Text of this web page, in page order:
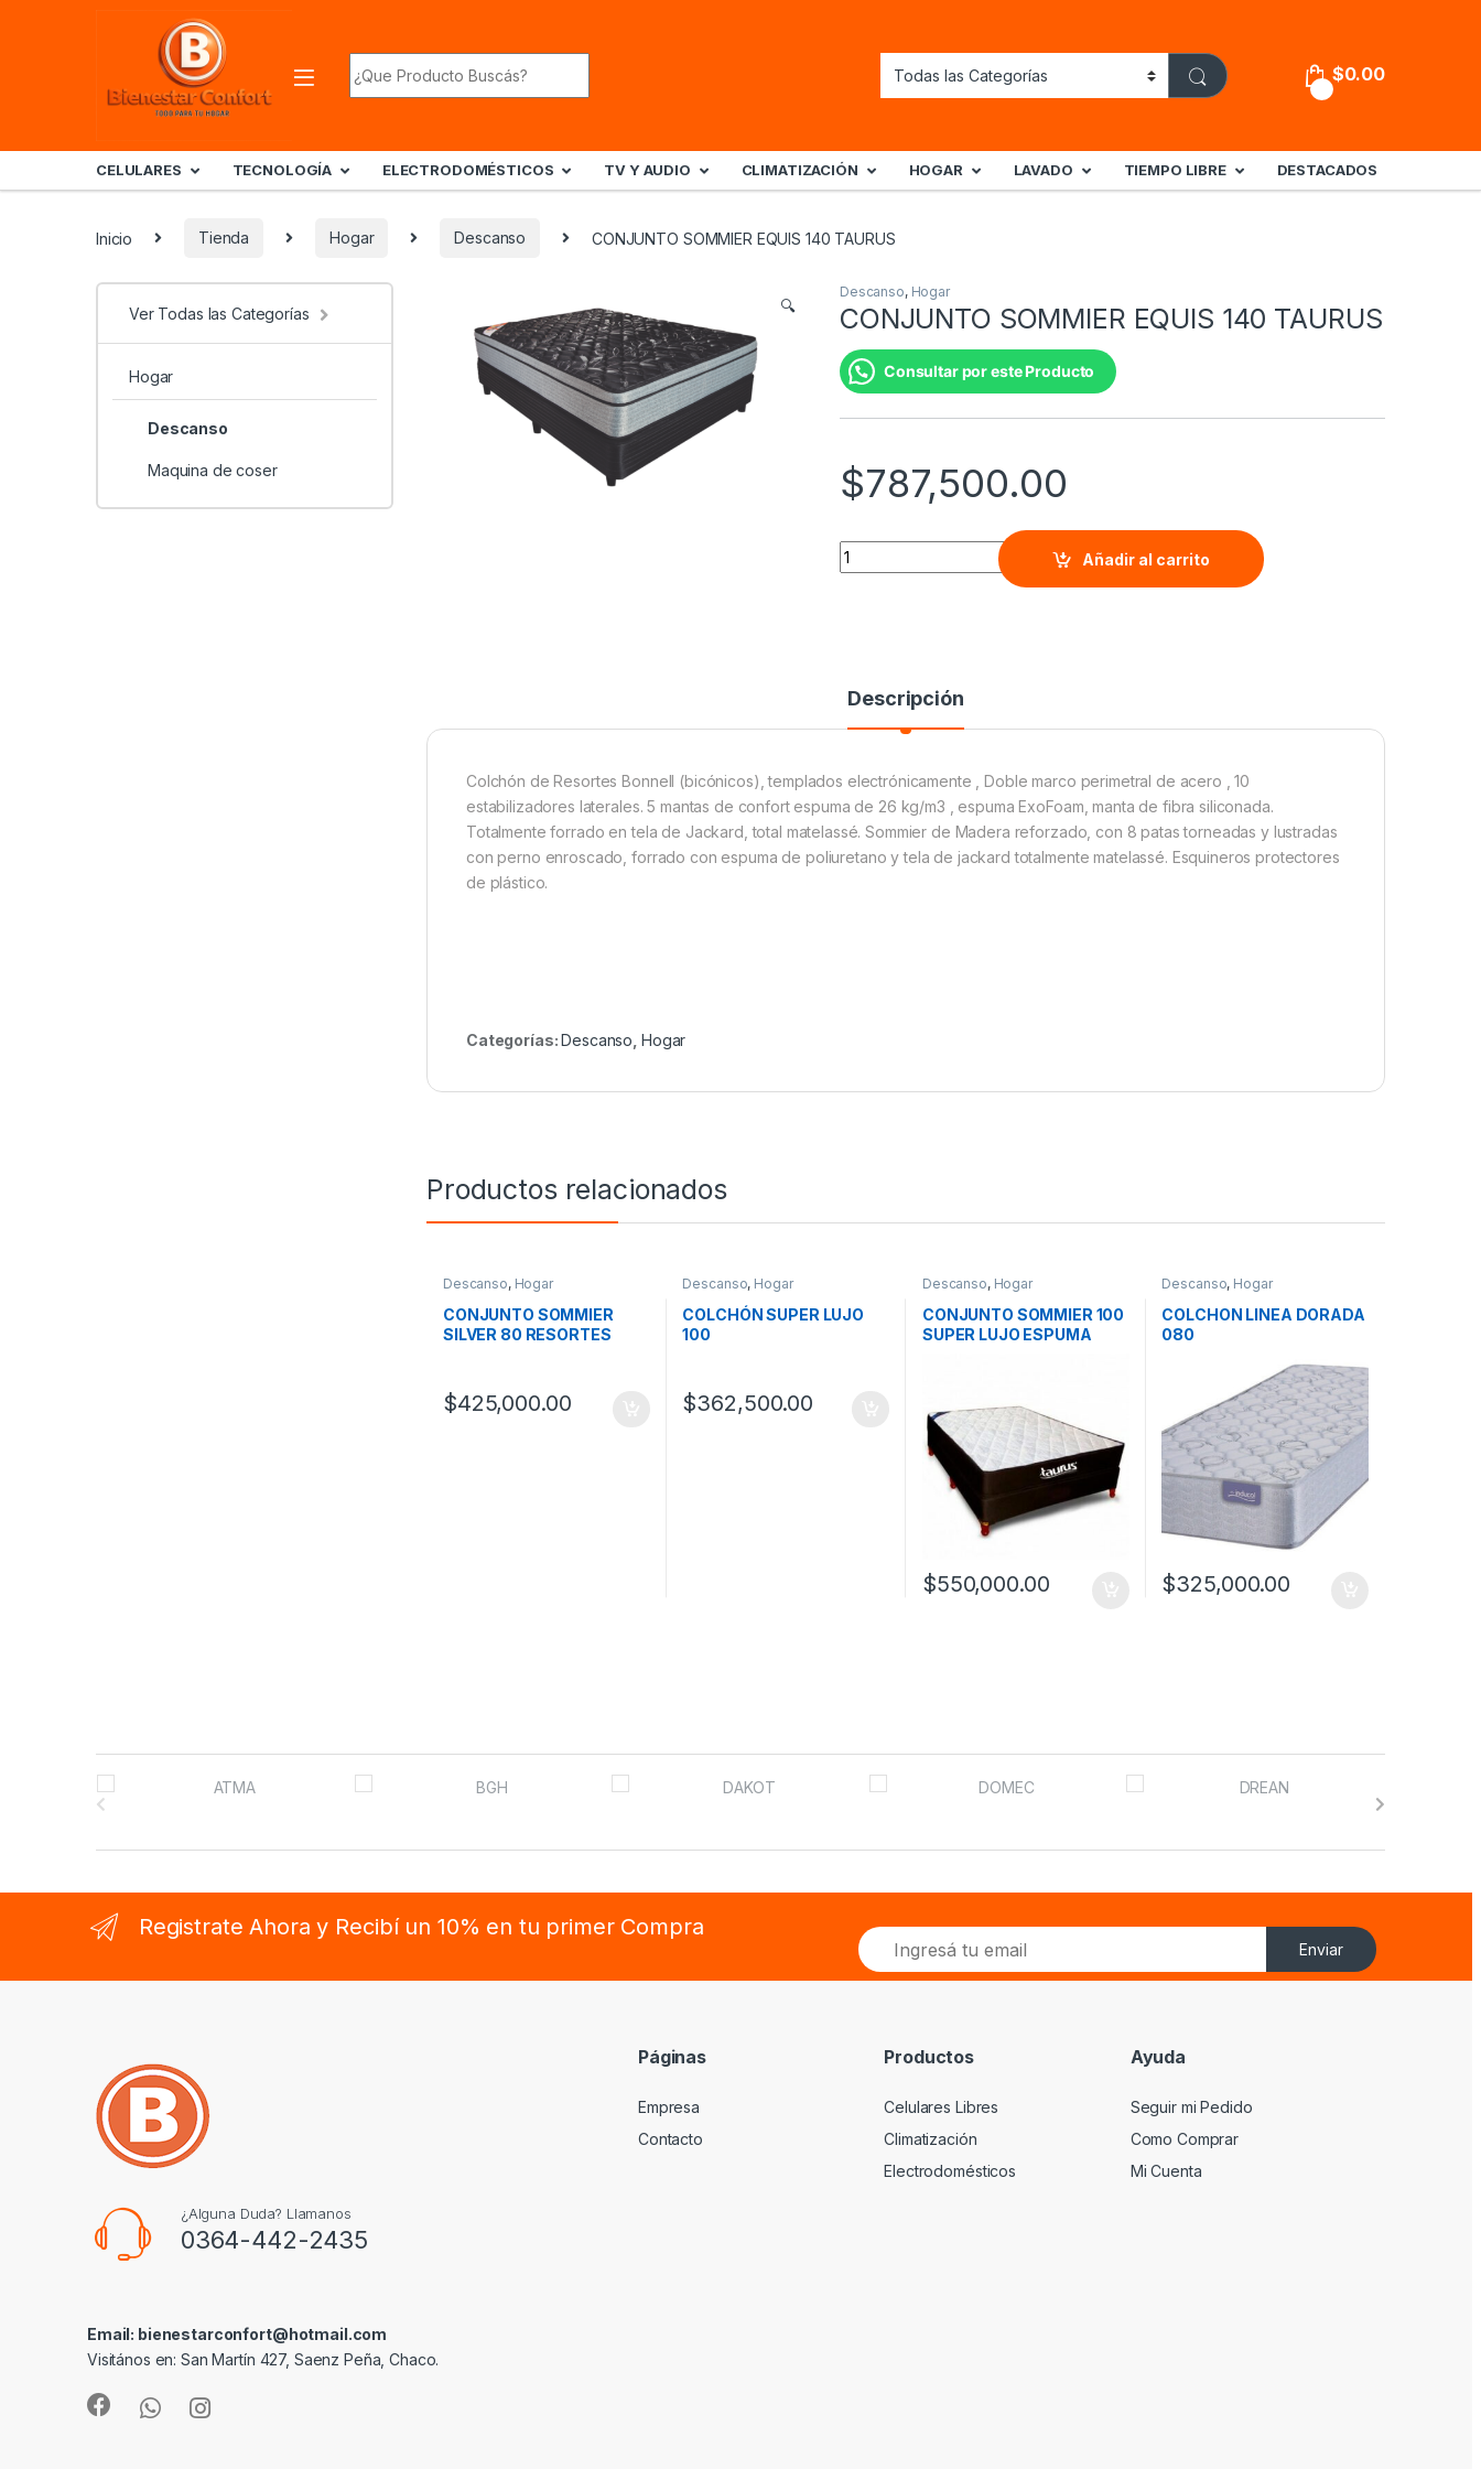
Skip to navigation
Skip to content
$0.00
CELULARES TECNOLOGÍA ELECTRODOMÉSTICOS TV Y AUDIO CLIMATIZACIÓN HOGAR LAVADO TIEMPO LIBRE DESTACADOS
Inicio Tienda Hogar Descanso CONJUNTO SOMMIER EQUIS 140 TAURUS
🔍
Descanso, Hogar
CONJUNTO SOMMIER EQUIS 140 TAURUS
Consultar por este Producto
$787,500.00
CONJUNTO SOMMIER EQUIS 140 TAURUS quantity
Añadir al carrito
Descripción
Colchón de Resortes Bonnell (bicónicos), templados electrónicamente , Doble marco perimetral de acero , 10
estabilizadores laterales. 5 mantas de confort espuma de 26 kg/m3 , espuma ExoFoam, manta de fibra siliconada.
Totalmente forrado en tela de Jackard, total matelassé. Sommier de Madera reforzado, con 8 patas torneadas y lustradas
con perno enroscado, forrado con espuma de poliuretano y tela de jackard totalmente matelassé. Esquineros protectores
de plástico.
Categorías:Descanso Hogar
Productos relacionados
Descanso, Hogar
CONJUNTO SOMMIER
SILVER 80 RESORTES
$425,000.00
Descanso, Hogar
COLCHÓN SUPER LUJO
100
$362,500.00
Descanso, Hogar
CONJUNTO SOMMIER 100
SUPER LUJO ESPUMA
$550,000.00
Descanso, Hogar
COLCHON LINEA DORADA
080
$325,000.00
Ver Todas las Categorías
Hogar
Descanso
Maquina de coser
Registrate Ahora y Recibí un 10% en tu primer Compra
Enviar
¿Alguna Duda? Llamanos
0364-442-2435
Email: bienestarconfort@hotmail.com
Visitános en: San Martín 427, Saenz Peña, Chaco.
Páginas
Empresa
Contacto
Productos
Celulares Libres
Climatización
Electrodomésticos
Ayuda
Seguir mi Pedido
Como Comprar
Mi Cuenta